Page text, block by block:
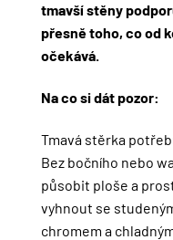
tmavší stěny
přesně toho, co od
očekává.
Na co si dát pozor:
Tmavá stěrka
Bez bočního nebo
působit ploše a
vyhnout se
chromem a